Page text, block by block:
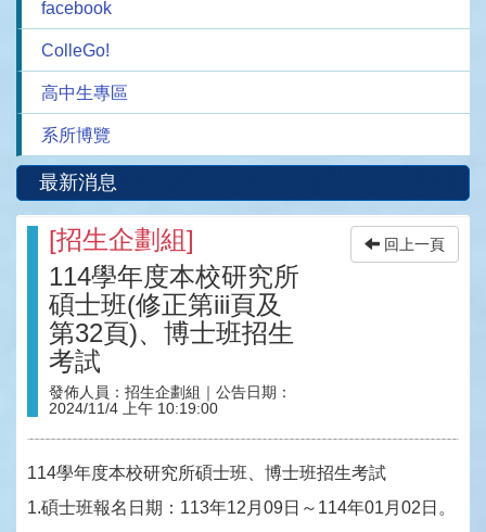
facebook
ColleGo!
高中生專區
系所博覽
最新消息
[招生企劃組]
114學年度本校研究所
碩士班(修正第iii頁及
第32頁)、博士班招生
考試
發佈人員： 招生企劃組 ｜公告日期：
2024/11/4 上午 10:19:00
回上一頁
114學年度本校研究所碩士班、博士班招生考試
1.碩士班報名日期：113年12月09日～114年01月02日。